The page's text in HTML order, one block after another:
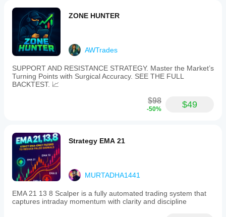
panel.
Trade
execution
methods
include:
1.
Market
Open
positions
at
lot
sizing
based
on
account
size
and
risk
percentage.
2.
ZONE HUNTER
AWTrades
SUPPORT AND RESISTANCE STRATEGY. Master the Market’s
Turning Points with Surgical Accuracy. SEE THE FULL
BACKTEST. 📈
$98
-50% $49
Strategy EMA 21
MURTADHA1441
EMA 21 13 8 Scalper is a fully automated trading system that
captures intraday momentum with clarity and discipline